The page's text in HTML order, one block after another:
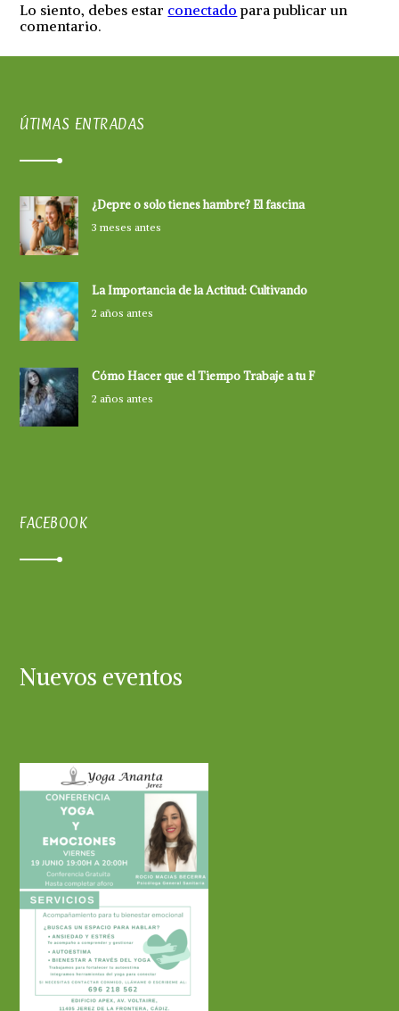
Lo siento, debes estar conectado para publicar un
comentario.
ÚTIMAS ENTRADAS
¿Depre o solo tienes hambre? El fascina
3 meses antes
La Importancia de la Actitud: Cultivando
2 años antes
Cómo Hacer que el Tiempo Trabaje a tu F
2 años antes
FACEBOOK
Nuevos eventos